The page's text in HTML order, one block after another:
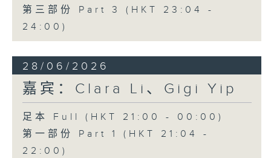
第三部份 Part 3 (HKT 23:04 -
24:00)
28/06/2026
嘉宾：Clara Li、Gigi Yip
足本 Full (HKT 21:00 - 00:00)
第一部份 Part 1 (HKT 21:04 -
22:00)